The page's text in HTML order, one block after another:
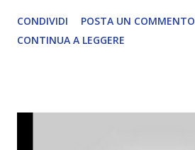
CONDIVIDI
POSTA UN COMMENTO
CONTINUA A LEGGERE